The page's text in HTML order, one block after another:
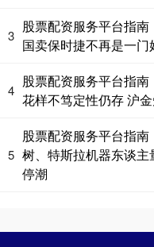
3
股票配资服务平台指
国卖保时捷不再是一门
4
股票配资服务平台指
花样不笃定性仍存 沪
5
股票配资服务平台指
树、特斯拉机器东谈
停潮